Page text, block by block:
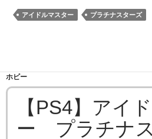
アイドルマスター プラチナスターズ
ホビー
【PS4】アイ
ー プラチナ